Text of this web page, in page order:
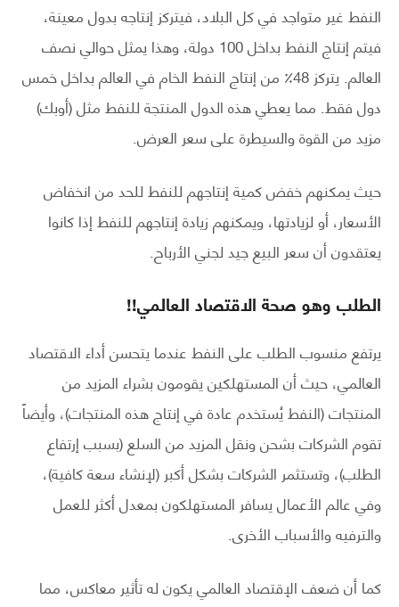
النفط غير متواجد في كل البلاد، فيتركز إنتاجه بدول معينة،
فيتم إنتاج النفط بداخل 100 دولة، وهذا يمثل حوالي نصف
العالم. يتركز 48٪ من إنتاج النفط الخام في العالم بداخل خمس
دول فقط. مما يعطي هذه الدول المنتجة للنفط مثل (أوبك)
مزيد من القوة والسيطرة على سعر العرض.
حيث يمكنهم خفض كمية إنتاجهم للنفط للحد من انخفاض
الأسعار، أو لزيادتها، ويمكنهم زيادة إنتاجهم للنفط إذا كانوا
يعتقدون أن سعر البيع جيد لجني الأرباح.
الطلب وهو صحة الاقتصاد العالمي!!
يرتفع منسوب الطلب على النفط عندما يتحسن أداء الاقتصاد
العالمي، حيث أن المستهلكين يقومون بشراء المزيد من
المنتجات (النفط يُستخدم عادة في إنتاج هذه المنتجات)، وأيضاً
تقوم الشركات بشحن ونقل المزيد من السلع (بسبب إرتفاع
الطلب)، وتستثمر الشركات بشكل أكبر (لإنشاء سعة كافية)،
وفي عالم الأعمال يسافر المستهلكون بمعدل أكثر للعمل
والترفيه والأسباب الأخرى.
كما أن ضعف الإقتصاد العالمي يكون له تأثير معاكس، مما